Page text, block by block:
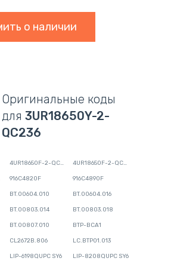
о наличии
Оригинальные коды
для 3UR18650Y-2-
QC236
4UR18650F-2-QC140 4UR18650F-2-QC218
916C4820F 916C4890F
BT.00604.010 BT.00604.016
BT.00803.014 BT.00803.018
BT.00807.010 BTP-BCA1
CL2672B.806 LC.BTP01.013
LIP-6198QUPC SY6 LIP-8208QUPC SY6